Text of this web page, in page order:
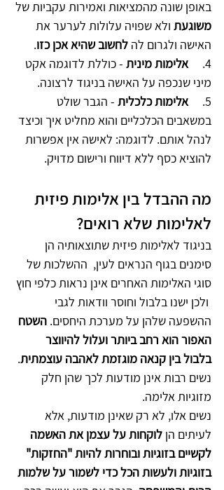
באופן שונה מהמציאות ואמירות עקביות של
משוגעת ולא שפויה עלולות לערער את
האישה ולגרום לה לחשוב שהיא אכן כזו.
4.
אלימות מינית - כוללת לדוגמה אקט
מיני שנכפה על האישה בניגוד לרצונה.
5.
אלימות כלכלית - הגבר שולט
במשאבים הכלכליים והוא מחליט איך וכיצד
לנהל אותם. לדוגמה: לאישה אין אפשרות
להוציא כסף ללא דיווח ורישום מדויק.
מה ההבדל בין אלימות פיזית
לאלימות שלא רואים?
בניגוד לאלימות פיזית שתוצאותיה הן
סימנים בגוף הנראים לעין,  ההשלכות של
סוגי האלימות האחרים אינן נראות כלפי חוץ
ולכן ישנו בלבול וחוסר וודאות לגבי
ההשפעה שלהן על מערכת היחסים. השטח
האפור הוא רחב ביותר ועלול להיווצר
בלבול בין קנאה מוגזמת לאהבה עוצמתית.
נשים רבות אינן מודעות לכך שהן חלק
מזוגיות אלימה.
נשים אלו, לא רק שאינן מודעות, אלא
לעיתים הן לוקחות על עצמן את האשמה
לקשיים בזוגיות ובוחרות להיות "החזקות"
בזוגיות ולעשות הכל כדי לשמור על שלמות